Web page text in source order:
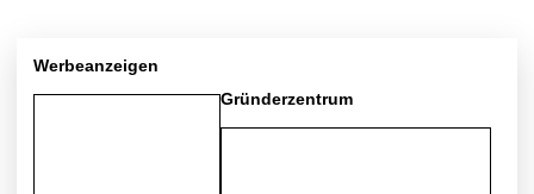
Werbeanzeigen
Gründerzentrum